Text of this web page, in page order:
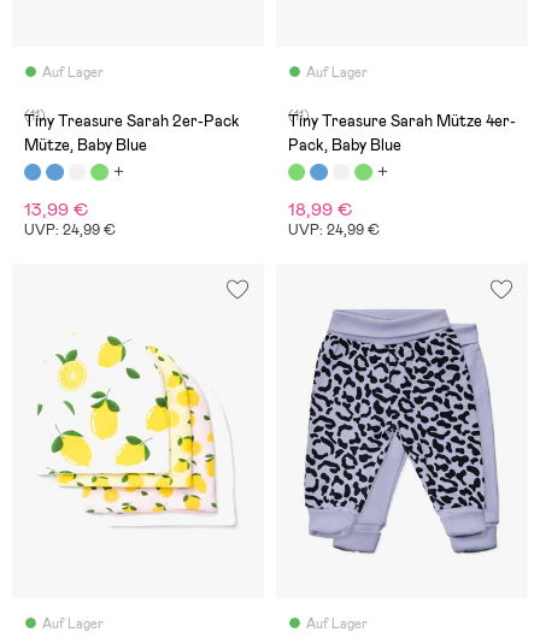
Auf Lager
(11)
Tiny Treasure Sarah 2er-Pack
Mütze, Baby Blue
13,99 €
UVP: 24,99 €
Auf Lager
(11)
Tiny Treasure Sarah Mütze 4er-
Pack, Baby Blue
18,99 €
UVP: 24,99 €
Auf Lager Auf Lager